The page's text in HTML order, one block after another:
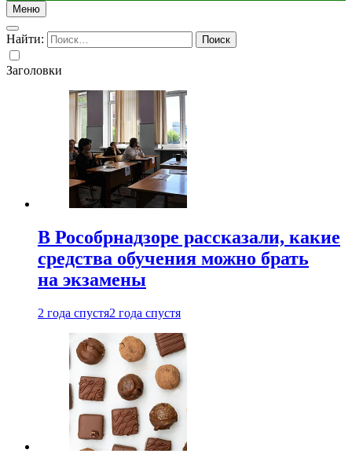
Меню
Найти:
Заголовки
В Рособрнадзоре рассказали, какие
средства обучения можно брать
на экзамены
2 года спустя2 года спустя